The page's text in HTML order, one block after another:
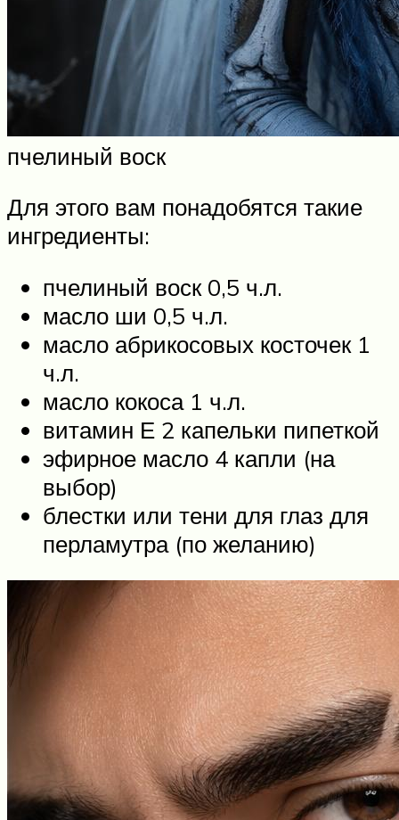
пчелиный воск
Для этого вам понадобятся такие
ингредиенты:
пчелиный воск 0,5 ч.л.
масло ши 0,5 ч.л.
масло абрикосовых косточек 1
ч.л.
масло кокоса 1 ч.л.
витамин Е 2 капельки пипеткой
эфирное масло 4 капли (на
выбор)
блестки или тени для глаз для
перламутра (по желанию)